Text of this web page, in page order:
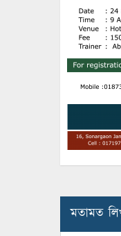
মতামত